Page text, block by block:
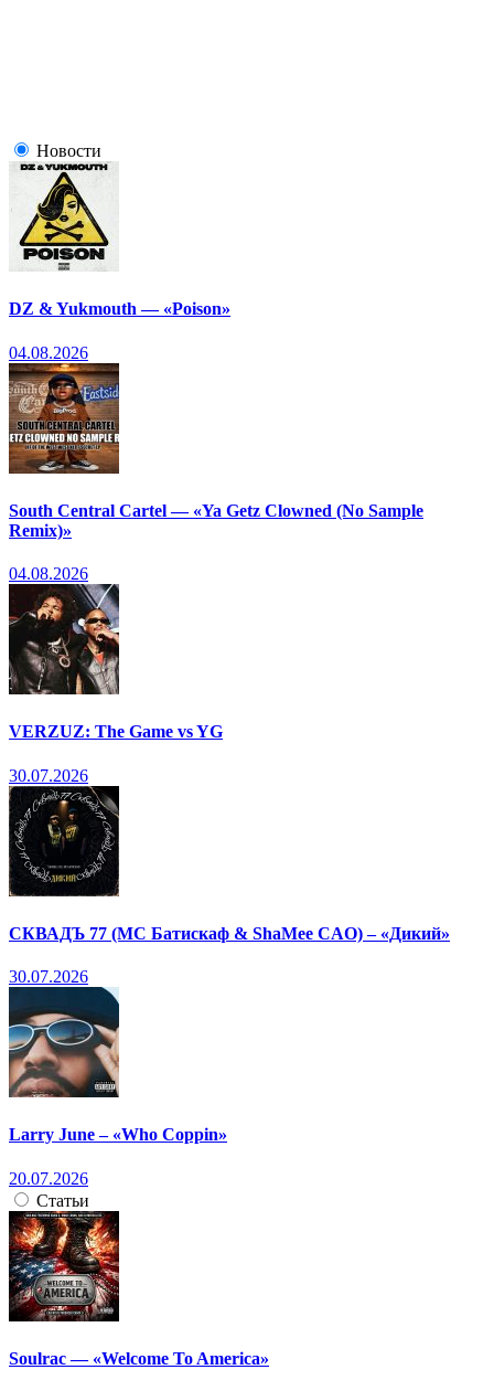
Новости
DZ & Yukmouth — «Poison»
04.08.2026
South Central Cartel — «Ya Getz Clowned (No Sample
Remix)»
04.08.2026
VERZUZ: The Game vs YG
30.07.2026
СКВАДЪ 77 (МС Батискаф & ShaMee CAO) – «Дикий»
30.07.2026
Larry June – «Who Coppin»
20.07.2026
Статьи
Soulrac — «Welcome To America»